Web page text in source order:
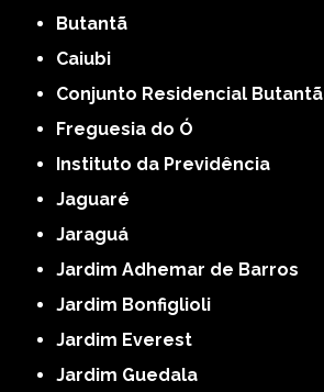
Butantã
Caiubi
Conjunto Residencial Butantã
Freguesia do Ó
Instituto da Previdência
Jaguaré
Jaraguá
Jardim Adhemar de Barros
Jardim Bonfiglioli
Jardim Everest
Jardim Guedala